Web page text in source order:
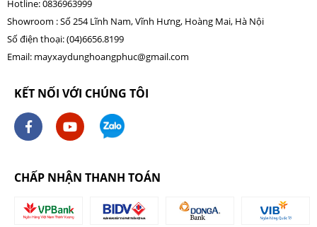
Hotline: 0836963999
Showroom : Số 254 Lĩnh Nam, Vĩnh Hưng, Hoàng Mai, Hà Nội
Số điện thoại: (04)6656.8199
Email: mayxaydunghoangphuc@gmail.com
KẾT NỐI VỚI CHÚNG TÔI
CHẤP NHẬN THANH TOÁN